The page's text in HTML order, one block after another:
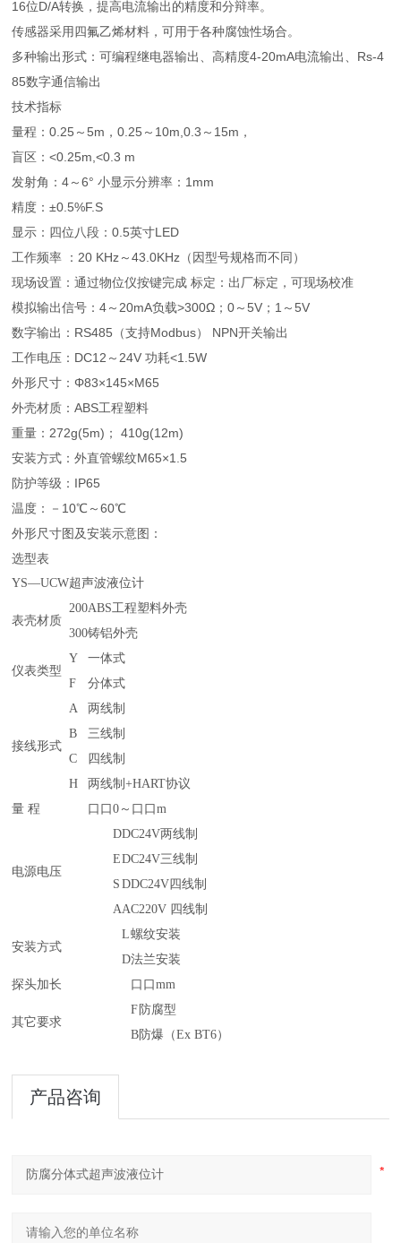
16位D/A转换，提高电流输出的精度和分辩率。
传感器采用四氟乙烯材料，可用于各种腐蚀性场合。
多种输出形式：可编程继电器输出、高精度4-20mA电流输出、Rs-4
85数字通信输出
技术指标
量程：0.25～5m，0.25～10m,0.3～15m，
盲区：<0.25m,<0.3 m
发射角：4～6° 小显示分辨率：1mm
精度：±0.5%F.S
显示：四位八段：0.5英寸LED
工作频率 ：20 KHz～43.0KHz（因型号规格而不同）
现场设置：通过物位仪按键完成 标定：出厂标定，可现场校准
模拟输出信号：4～20mA负载>300Ω；0～5V；1～5V
数字输出：RS485（支持Modbus） NPN开关输出
工作电压：DC12～24V 功耗<1.5W
外形尺寸：Φ83×145×M65
外壳材质：ABS工程塑料
重量：272g(5m)； 410g(12m)
安装方式：外直管螺纹M65×1.5
防护等级：IP65
温度：－10℃～60℃
外形尺寸图及安装示意图：
选型表
YS—UCW超声波液位计
表壳材质
200ABS工程塑料外壳
300铸铝外壳
仪表类型
Y
一体式
F
分体式
接线形式
A
两线制
B
三线制
C
四线制
H
两线制+HART协议
量 程
口口0～口口m
电源电压
DDC24V两线制
EDC24V三线制
S DDC24V四线制
AAC220V 四线制
安装方式
L螺纹安装
D法兰安装
探头加长
口口mm
其它要求
F 防腐型
B防爆（Ex BT6）
产品咨询